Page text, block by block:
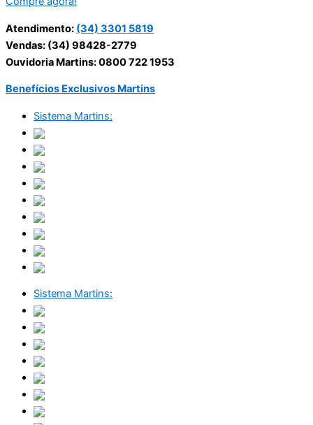
Atendimento: (34) 3301 5819
Vendas: (34) 98428-2779
Ouvidoria Martins: 0800 722 1953
Benefícios Exclusivos Martins
Sistema Martins:
Sistema Martins: